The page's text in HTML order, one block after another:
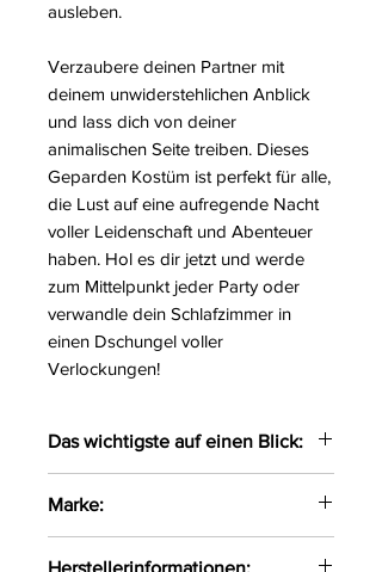
ausleben.
Verzaubere deinen Partner mit
deinem unwiderstehlichen Anblick
und lass dich von deiner
animalischen Seite treiben. Dieses
Geparden Kostüm ist perfekt für alle,
die Lust auf eine aufregende Nacht
voller Leidenschaft und Abenteuer
haben. Hol es dir jetzt und werde
zum Mittelpunkt jeder Party oder
verwandle dein Schlafzimmer in
einen Dschungel voller
Verlockungen!
Das wichtigste auf einen Blick:
Kostüm
Der weiche Neckholder-Body
Marke: